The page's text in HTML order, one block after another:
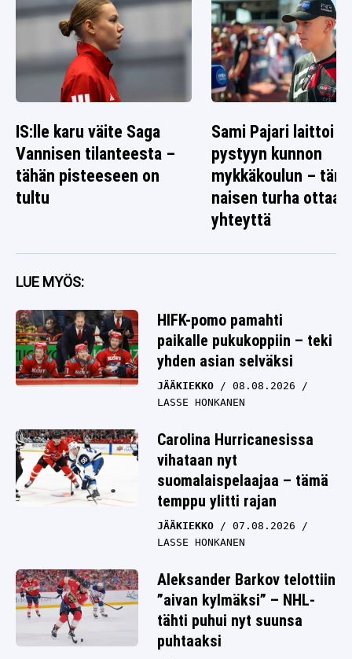
IS:lle karu väite Saga
Vannisen tilanteesta –
tähän pisteeseen on
tultu
Sami Pajari laittoi
pystyyn kunnon
mykkäkoulun –
naisen turha ottaa
yhteyttä
LUE MYÖS:
HIFK-pomo pamahti
paikalle pukukoppiin – teki
yhden asian selväksi
JÄÄKIEKKO
08.08.2026
LASSE HONKANEN
Carolina Hurricanesissa
vihataan nyt
suomalaispelaajaa – tämä
temppu ylitti rajan
JÄÄKIEKKO
07.08.2026
LASSE HONKANEN
Aleksander Barkov telottiin
”aivan kylmäksi” – NHL-
tähti puhui nyt suunsa
puhtaaksi